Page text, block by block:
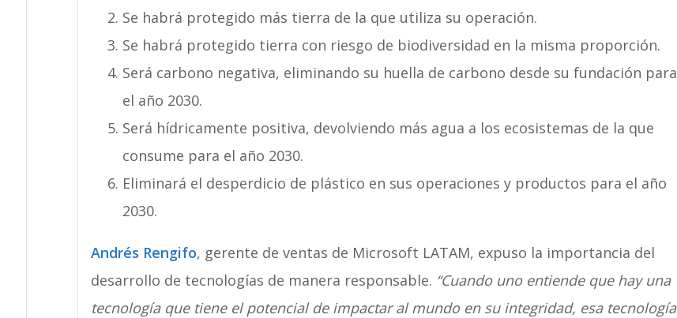
Se habrá protegido más tierra de la que utiliza su operación.
Se habrá protegido tierra con riesgo de biodiversidad en la misma proporción.
Será carbono negativa, eliminando su huella de carbono desde su fundación para
el año 2030.
Será hídricamente positiva, devolviendo más agua a los ecosistemas de la que
consume para el año 2030.
Eliminará el desperdicio de plástico en sus operaciones y productos para el año
2030.
Andrés Rengifo, gerente de ventas de Microsoft LATAM, expuso la importancia del
desarrollo de tecnologías de manera responsable. “Cuando uno entiende que hay una
tecnología que tiene el potencial de impactar al mundo en su integridad, esa tecnología